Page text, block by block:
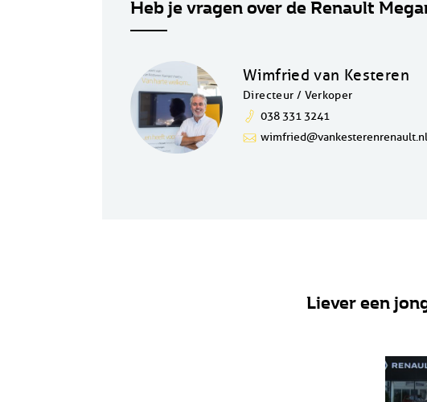
Heb je vragen over de Renault
Wimfried van Kesteren
Directeur / Verkoper
038 331 3241
wimfried@vankesterenrenault.nl
Liever een